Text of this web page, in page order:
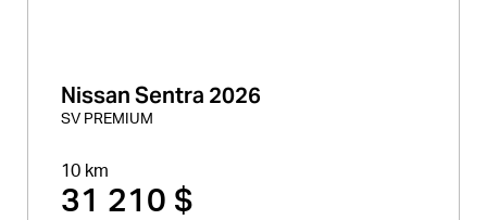
Nissan Sentra 2026
SV PREMIUM
10 km
31 210 $